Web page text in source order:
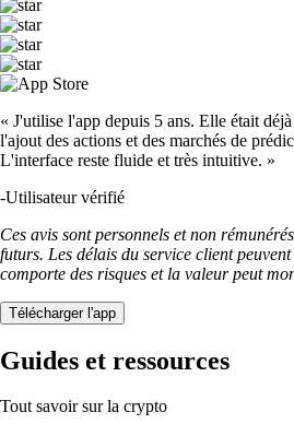
« J'utilise l'app depuis 5 ans. Elle était
l'ajout des actions et des marchés de
L'interface reste fluide et très intuitive. »
-Utilisateur vérifié
Ces avis sont personnels et non
futurs. Les délais du service client
comporte des risques et la valeur peut
Télécharger l'app
Guides et ressources
Tout savoir sur la crypto